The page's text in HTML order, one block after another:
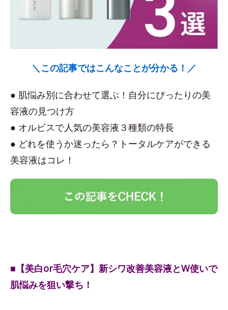
＼この記事ではこんなことが分かる！／
● 肌悩み別に合わせて選ぶ！自分にぴったりの美
容液の見つけ方
● オルビスで人気の美容液３種類の特長
● どれを使うか迷ったら？トータルケアができる
美容液はコレ！
■【美白or毛穴ケア】新シワ改善美容液とW使いで
肌悩みを狙い撃ち！